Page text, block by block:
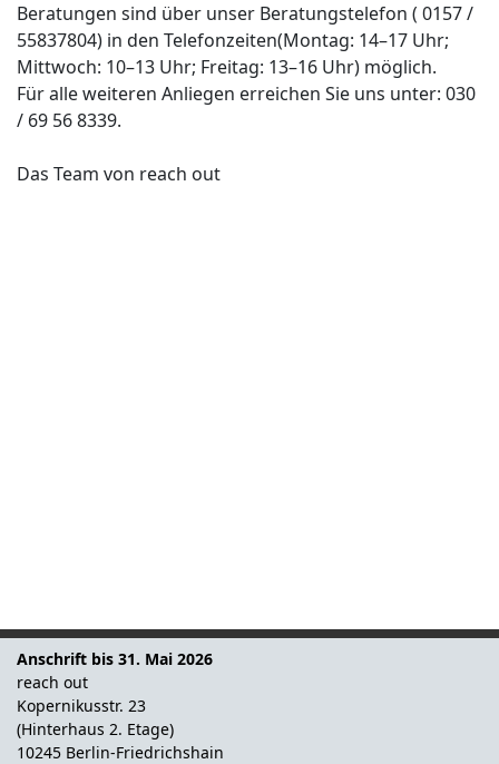
Beratungen sind über unser Beratungstelefon ( 0157 /
55837804) in den Telefonzeiten(Montag: 14–17 Uhr;
Mittwoch: 10–13 Uhr; Freitag: 13–16 Uhr) möglich.
Für alle weiteren Anliegen erreichen Sie uns unter: 030
/ 69 56 8339.
Das Team von reach out
Anschrift bis 31. Mai 2026
reach out
Kopernikusstr. 23
(Hinterhaus 2. Etage)
10245 Berlin-Friedrichshain